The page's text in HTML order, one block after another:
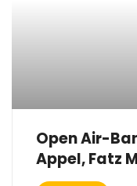
Open Air-
Appel, Fatz